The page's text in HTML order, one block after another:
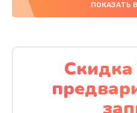
Замена
Замена
390
ПОКАЗАТЬ